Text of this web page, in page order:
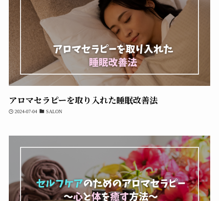
アロマセラピーを取り入れた睡眠改善法
2024-07-04 SALON